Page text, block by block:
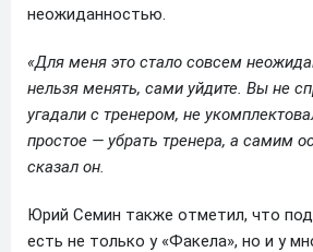
неожиданностью.
«Для меня это стало совсем
нельзя менять, сами уйдите. Вы не
угадали с тренером, не
простое — убрать тренера, а самим
сказал он.
Юрий Семин также отметил, что
есть не только у «Факела», но и у